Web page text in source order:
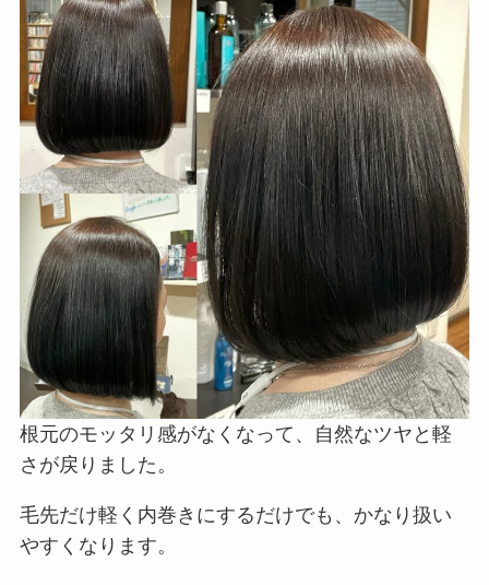
根元のモッタリ感がなくなって、自然なツヤと軽
さが戻りました。
毛先だけ軽く内巻きにするだけでも、かなり扱い
やすくなります。